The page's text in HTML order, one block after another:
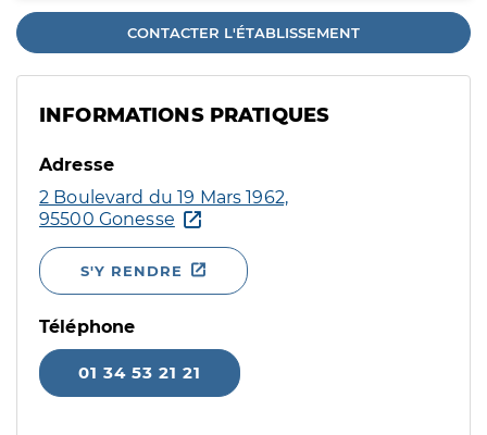
CONTACTER L'ÉTABLISSEMENT
INFORMATIONS PRATIQUES
Adresse
2 Boulevard du 19 Mars 1962,
95500 Gonesse
S'Y RENDRE
Téléphone
01 34 53 21 21